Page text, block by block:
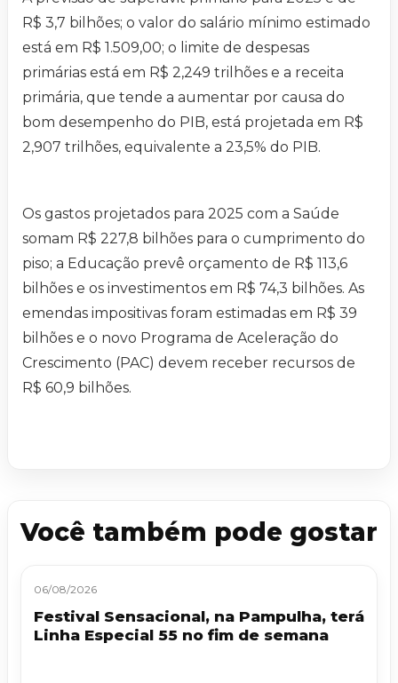
R$ 3,7 bilhões; o valor do salário mínimo estimado
está em R$ 1.509,00; o limite de despesas
primárias está em R$ 2,249 trilhões e a receita
primária, que tende a aumentar por causa do
bom desempenho do PIB, está projetada em R$
2,907 trilhões, equivalente a 23,5% do PIB.
Os gastos projetados para 2025 com a Saúde
somam R$ 227,8 bilhões para o cumprimento do
piso; a Educação prevê orçamento de R$ 113,6
bilhões e os investimentos em R$ 74,3 bilhões. As
emendas impositivas foram estimadas em R$ 39
bilhões e o novo Programa de Aceleração do
Crescimento (PAC) devem receber recursos de
R$ 60,9 bilhões.
Você também pode gostar
06/08/2026
Festival Sensacional, na Pampulha, terá
Linha Especial 55 no fim de semana